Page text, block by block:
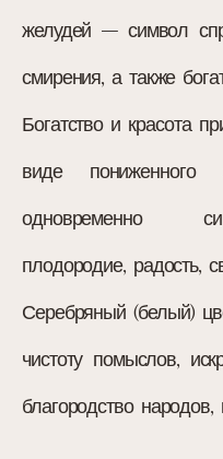
желудей – символ
смирения, а также
Богатство и красота
виде пониженного
одновременно
плодородие, радость,
Серебряный (белый)
чистоту помыслов,
благородство